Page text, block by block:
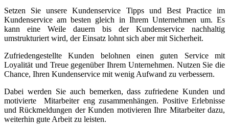
Setzen Sie unsere Kundenservice Tipps und Best Practice im
Kundenservice am besten gleich in Ihrem Unternehmen um. Es
kann eine Weile dauern bis der Kundenservice nachhaltig
umstrukturiert wird, der Einsatz lohnt sich aber mit Sicherheit.
Zufriedengestellte Kunden belohnen einen guten Service mit
Loyalität und Treue gegenüber Ihrem Unternehmen. Nutzen Sie die
Chance, Ihren Kundenservice mit wenig Aufwand zu verbessern.
Dabei werden Sie auch bemerken, dass zufriedene Kunden und
motivierte Mitarbeiter eng zusammenhängen. Positive Erlebnisse
und Rückmeldungen der Kunden motivieren Ihre Mitarbeiter dazu,
weiterhin gute Arbeit zu leisten.